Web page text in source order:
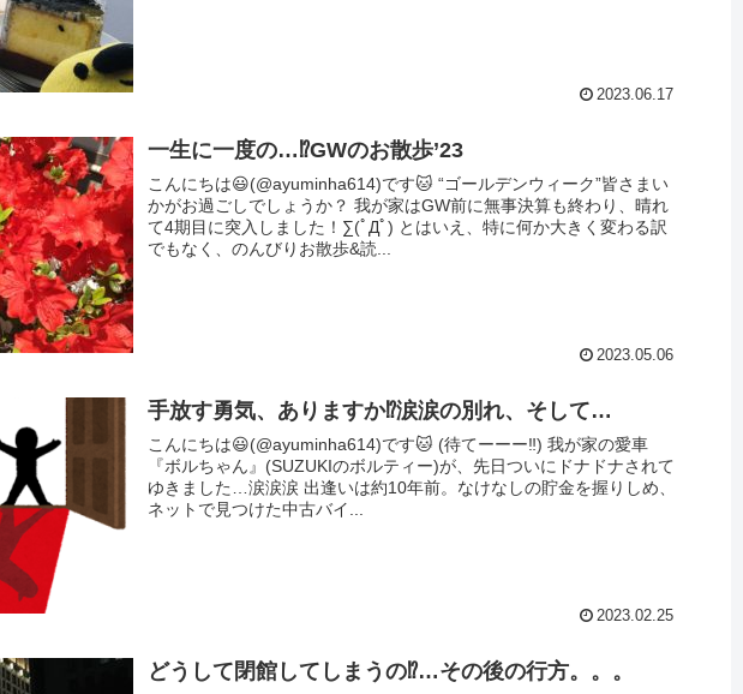
2023.06.17
一生に一度の…⁉︎GWのお散歩’23
こんにちは😃(@ayuminha614)です🐱 “ゴールデンウィーク”皆さまい
かがお過ごしでしょうか？ 我が家はGW前に無事決算も終わり、晴れ
て4期目に突入しました！∑(ﾟДﾟ) とはいえ、特に何か大きく変わる訳
でもなく、のんびりお散歩&読...
2023.05.06
手放す勇気、ありますか⁉︎涙涙の別れ、そして…
こんにちは😃(@ayuminha614)です🐱 (待てーーー‼︎) 我が家の愛車
『ボルちゃん』(SUZUKIのボルティー)が、先日ついにドナドナされて
ゆきました…涙涙涙 出逢いは約10年前。なけなしの貯金を握りしめ、
ネットで見つけた中古バイ...
2023.02.25
どうして閉館してしまうの⁉︎…その後の行方。。。